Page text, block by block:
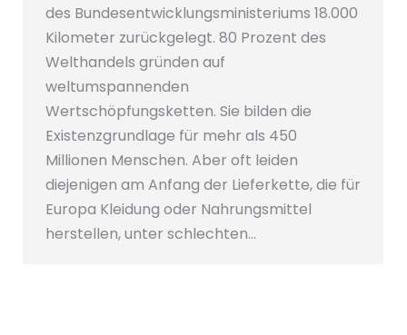
des Bundesentwicklungsministeriums 18.000
Kilometer zurückgelegt. 80 Prozent des
Welthandels gründen auf
weltumspannenden
Wertschöpfungsketten. Sie bilden die
Existenzgrundlage für mehr als 450
Millionen Menschen. Aber oft leiden
diejenigen am Anfang der Lieferkette, die für
Europa Kleidung oder Nahrungsmittel
herstellen, unter schlechten…